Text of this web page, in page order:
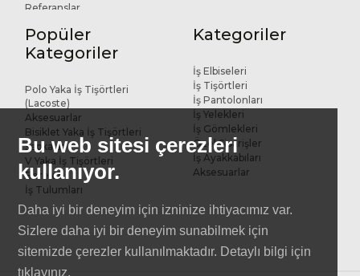
Referanslar
Popüler
Kategoriler
Polo Yaka İş Tişörtleri
(Lacoste)
Aksesuarlar
Bisiklet Yaka İş Tişörtleri
Şapkalar
V Yaka İş Tişörtleri
Bereler
İş Tulumları
Kategoriler
İş Elbiseleri
İş Tişörtleri
İş Pantolonları
İş Yelekleri
İş Gömlekleri
Özel Siparişler
İş Ayakkabıları
Aksesuarlar
Bu web sitesi çerezleri
kullanıyor.
Daha iyi bir deneyim için izninize ihtiyacımız var.
Sizlere daha iyi bir deneyim sunabilmek için
sitemizde çerezler kullanılmaktadır. Detaylı bilgi için
tıklayınız.